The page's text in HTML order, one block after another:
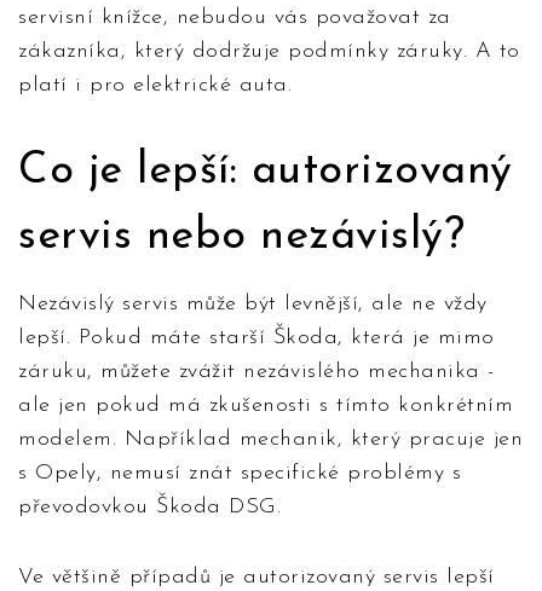
servisní knížce, nebudou vás považovat za
zákazníka, který dodržuje podmínky záruky. A to
platí i pro elektrické auta.
Co je lepší: autorizovaný
servis nebo nezávislý?
Nezávislý servis může být levnější, ale ne vždy
lepší. Pokud máte starší Škoda, která je mimo
záruku, můžete zvážit nezávislého mechanika -
ale jen pokud má zkušenosti s tímto konkrétním
modelem. Například mechanik, který pracuje jen
s Opely, nemusí znát specifické problémy s
převodovkou Škoda DSG.
Ve většině případů je autorizovaný servis lepší